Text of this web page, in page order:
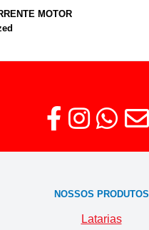
MOTOR
NOSSOS PRODUTOS
Latarias